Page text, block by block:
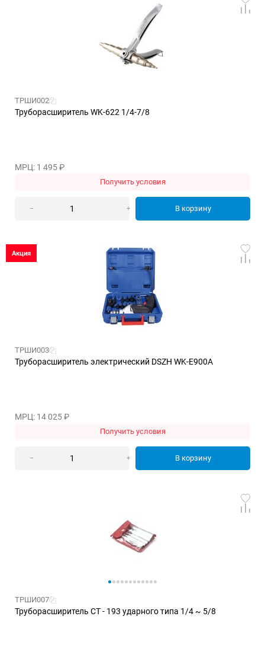
ТРШИ002
Труборасширитель WK-622 1/4-7/8
МРЦ: 1 495₽
Получить условия
– + В корзину
Акция
ТРШИ003
Труборасширитель электрический DSZH WK-E900A
МРЦ: 14 025₽
Получить условия
– + В корзину
ТРШИ007
Труборасширитель CT - 193 ударного типа 1/4 ~ 5/8